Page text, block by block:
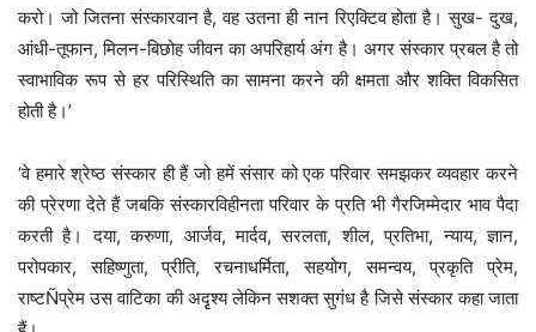
करो। जो जितना संस्कारवान है, वह उतना ही नान रिएक्टिव होता है। सुख- दुख,
आंधी-तूफान, मिलन-बिछोह जीवन का अपरिहार्य अंग है। अगर संस्कार प्रबल है तो
स्वाभाविक रूप से हर परिस्थिति का सामना करने की क्षमता और शक्ति विकसित
होती है।’
‘वे हमारे श्रेष्ठ संस्कार ही हैं जो हमें संसार को एक परिवार समझकर व्यवहार करने
की प्रेरणा देते हैं जबकि संस्कारविहीनता परिवार के प्रति भी गैरजिम्मेदार भाव पैदा
करती है। दया, करुणा, आर्जव, मार्दव, सरलता, शील, प्रतिभा, न्याय, ज्ञान,
परोपकार, सहिष्णुता, प्रीति, रचनाधर्मिता, सहयोग, समन्वय, प्रकृति प्रेम,
राष्टÑप्रेम उस वाटिका की अदृृश्य लेकिन सशक्त सुगंध है जिसे संस्कार कहा जाता